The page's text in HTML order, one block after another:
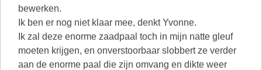
bewerken.
Ik ben er nog niet klaar mee, denkt Yvonne.
Ik zal deze enorme zaadpaal toch in mijn natte gleuf
moeten krijgen, en onverstoorbaar slobbert ze verder
aan de enorme paal die zijn omvang en dikte weer